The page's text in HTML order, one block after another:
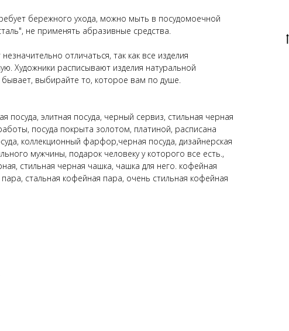
бережного ухода, можно мыть в посудомоечной
не применять абразивные средства.
отличаться, так как все изделия
Художники расписывают изделия натуральной
выбирайте то, которое вам по душе.
посуда, элитная посуда, черный сервиз, стильная черная
посуда покрыта золотом, платиной, расписана
коллекционный фарфор,черная посуда, дизайнерская
мужчины, подарок человеку у которого все есть.,
стильная черная чашка, чашка для него. кофейная
стальная кофейная пара, очень стильная кофейная